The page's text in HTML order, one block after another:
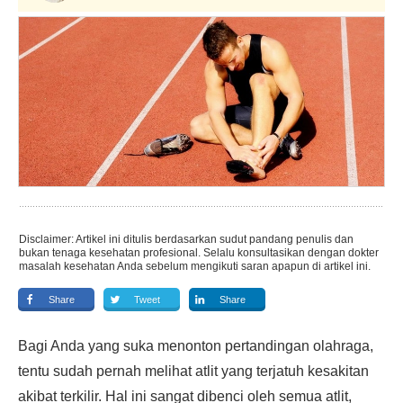
Disclaimer: Artikel ini ditulis berdasarkan sudut pandang penulis dan
bukan tenaga kesehatan profesional. Selalu konsultasikan dengan dokter
masalah kesehatan Anda sebelum mengikuti saran apapun di artikel ini.
Share Tweet Share
Bagi Anda yang suka menonton pertandingan olahraga,
tentu sudah pernah melihat atlit yang terjatuh kesakitan
akibat terkilir. Hal ini sangat dibenci oleh semua atlit,